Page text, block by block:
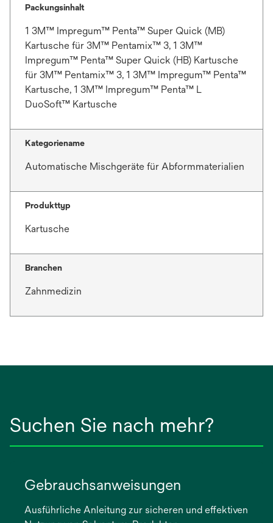
Packungsinhalt
1 3M™ Impregum™ Penta™ Super Quick (MB)
Kartusche für 3M™ Pentamix™ 3, 1 3M™
Impregum™ Penta™ Super Quick (HB) Kartusche
für 3M™ Pentamix™ 3, 1 3M™ Impregum™ Penta™
Kartusche, 1 3M™ Impregum™ Penta™ L
DuoSoft™ Kartusche
Kategoriename
Automatische Mischgeräte für Abformmaterialien
Produkttyp
Kartusche
Branchen
Zahnmedizin
Suchen Sie nach mehr?
Gebrauchsanweisungen
Ausführliche Anleitung zur sicheren und effektiven